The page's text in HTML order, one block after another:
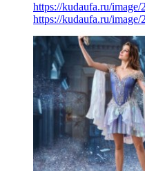
https://kudaufa.ru/
https://kudaufa.ru/